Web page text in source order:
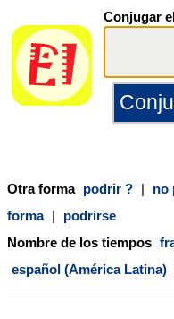
Conjugar
Otra forma podrir ? | no
forma |
podrirse
Nombre de los tiempos
español (América Latina)